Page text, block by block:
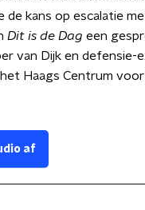
de kans op escalatie
Dit is de Dag een
van Dijk en
Haags Centrum
af